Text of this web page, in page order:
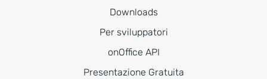
Downloads
Per sviluppatori
onOffice API
Presentazione Gratuita